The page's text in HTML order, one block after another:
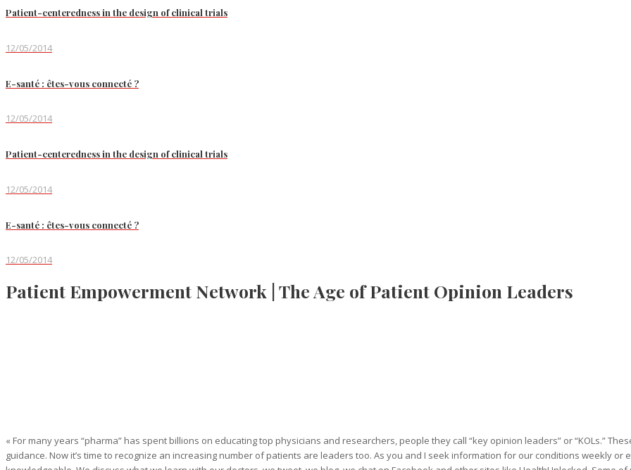
Patient-centeredness in the design of clinical trials
12/05/2014
E-santé : êtes-vous connecté ?
12/05/2014
Patient-centeredness in the design of clinical trials
12/05/2014
E-santé : êtes-vous connecté ?
12/05/2014
Patient Empowerment Network | The Age of Patient Opinion Leaders
« For many years “pharma” has spent billions on educating top physicians and researchers, people they call “key opinion leaders” or “KOLs.”
guidance. Now it’s time to recognize an increasing number of patients are leaders too. As you and I seek information for our conditions weekly